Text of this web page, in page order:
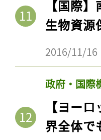
【国際
生物資源
2016/11/16
政府・国際
【ヨー
界全体で